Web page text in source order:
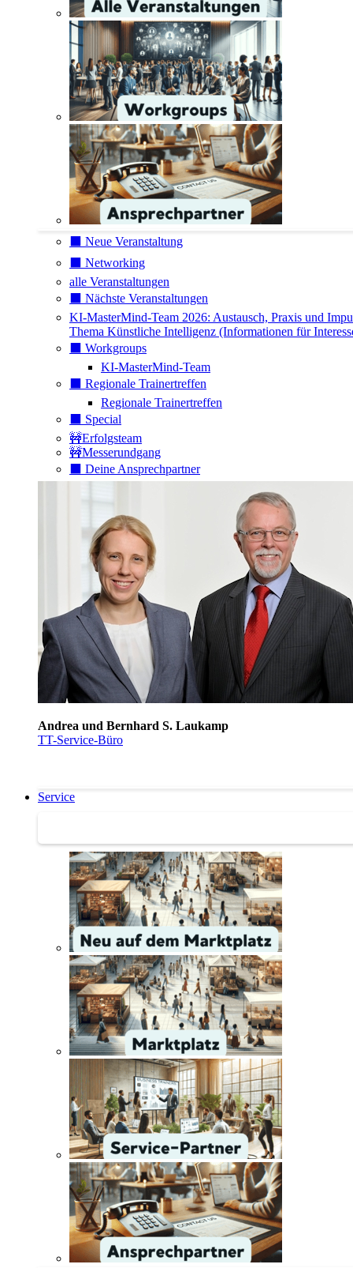
⬛️ Neue Veranstaltung
⬛️ Networking
alle Veranstaltungen
⬛️ Nächste Veranstaltungen
KI-MasterMind-Team 2026: Austausch, Praxis und
Thema Künstliche Intelligenz (Informationen für
⬛️ Workgroups
KI-MasterMind-Team
⬛️ Regionale Trainertreffen
Regionale Trainertreffen
⬛️ Special
🚧Erfolgsteam
🚧Messerundgang
⬛️ Deine Ansprechpartner
Andrea und Bernhard S. Laukamp
TT-Service-Büro
Service